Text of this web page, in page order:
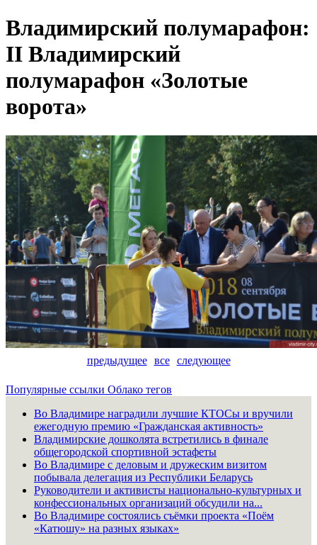
Владимирский полумарафон:
II Владимирский
полумарафон «Золотые
ворота»
предыдущее все следующее
Популярные ссылки Облако тегов
Во Владимире наградили лучшие КТОСы и вручили
ежегодную премию «Гражданская активность»
Владимирские дошколята встретились в финале
общегородской спортивной эстафеты
Во Владимире с деловым и дружеским визитом
побывала делегация из Республики Беларусь
Руководители и активисты национально-культурных и
конфессиональных организаций обсудили на...
Во Владимире состоялись съёмки проекта «Поём
«Катюшу» на разных языках»